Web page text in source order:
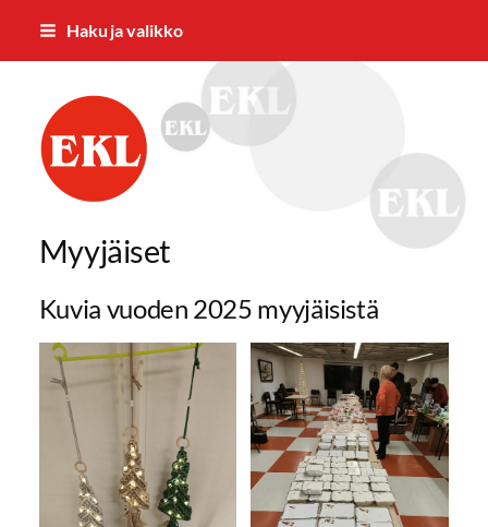
Siirry
Haku ja valikko
Jämsän Eläkkeensaajat ry.
Myyjäiset
Kuvia vuoden 2025 myyjäisistä